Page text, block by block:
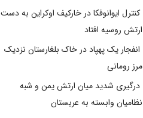
کنترل ایوانوفکا در خارکیف اوکراین به دست
ارتش روسیه افتاد
انفجار یک پهپاد در خاک بلغارستان نزدیک
مرز رومانی
درگیری شدید میان ارتش یمن و شبه
نظامیان وابسته به عربستان